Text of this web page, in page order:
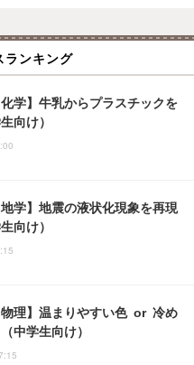
ランキング
化学】牛乳からプラスチックを
向け）
地学】地震の液状化現象を再現
向け）
物理】温まりやすい色 or 冷め
中学生向け）